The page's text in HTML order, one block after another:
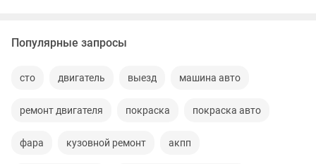
Популярные запросы
сто двигатель выезд машина авто
ремонт двигателя покраска покраска авто
фара кузовной ремонт акпп